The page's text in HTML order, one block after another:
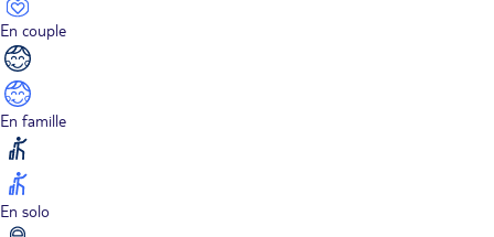
En couple
En famille
En solo